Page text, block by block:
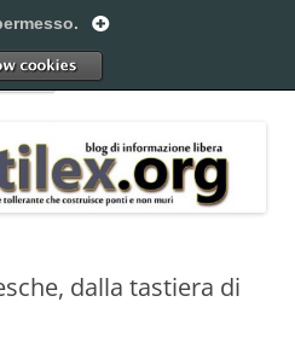
Menu
dalla tastiera di